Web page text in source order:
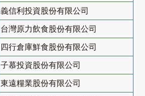
義信利投資股份有限公司
台灣原力飲食股份有限公司
四行倉庫鮮食股份有限公司
子慕投資股份有限公司
東遠糧業股份有限公司